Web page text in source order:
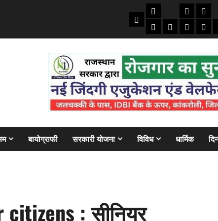
Home
तकनीकी
ऑटो
मोबाइल
क्राइम/
अजबबैंक
बायोग्राफी सरकारी योजना विविध धार्मिक
: सीनियर